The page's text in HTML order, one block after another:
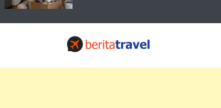
Travelbiz